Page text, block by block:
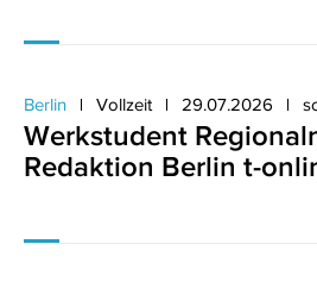
Berlin Vollzeit 29.07.2026
Werkstudent
Redaktion Berlin t-